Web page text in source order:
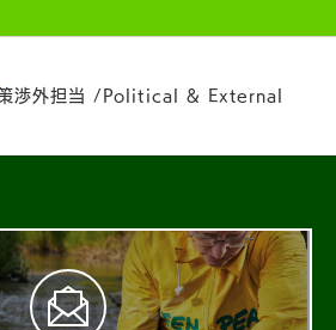
策渉外担当 /Political & External